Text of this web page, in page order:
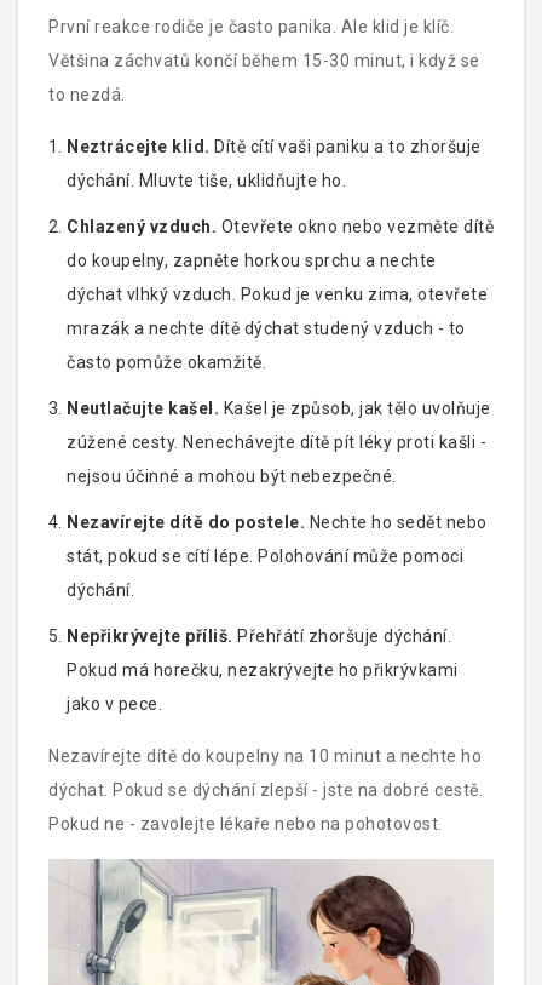
První reakce rodiče je často panika. Ale klid je klíč.
Většina záchvatů končí během 15-30 minut, i když se
to nezdá.
Neztrácejte klid. Dítě cítí vaši paniku a to zhoršuje
dýchání. Mluvte tiše, uklidňujte ho.
Chlazený vzduch. Otevřete okno nebo vezměte dítě
do koupelny, zapněte horkou sprchu a nechte
dýchat vlhký vzduch. Pokud je venku zima, otevřete
mrazák a nechte dítě dýchat studený vzduch - to
často pomůže okamžitě.
Neutlačujte kašel. Kašel je způsob, jak tělo uvolňuje
zúžené cesty. Nenechávejte dítě pít léky proti kašli -
nejsou účinné a mohou být nebezpečné.
Nezavírejte dítě do postele. Nechte ho sedět nebo
stát, pokud se cítí lépe. Polohování může pomoci
dýchání.
Nepřikrývejte příliš. Přehřátí zhoršuje dýchání.
Pokud má horečku, nezakrývejte ho přikrývkami
jako v pece.
Nezavírejte dítě do koupelny na 10 minut a nechte ho
dýchat. Pokud se dýchání zlepší - jste na dobré cestě.
Pokud ne - zavolejte lékaře nebo na pohotovost.